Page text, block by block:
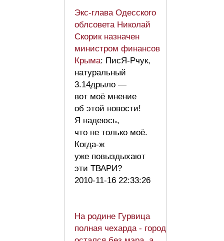
Экс-глава Одесского
облсовета Николай
Скорик назначен
министром финансов
Крыма: ПисЯ-Рчук,
натуральный
3.14дрыло —
вот моё мнение
об этой новости!
Я надеюсь,
что не только моё.
Когда-ж
уже повыздыхают
эти ТВАРИ?
2010-11-16 22:33:26
На родине Гурвица
полная чехарда - город